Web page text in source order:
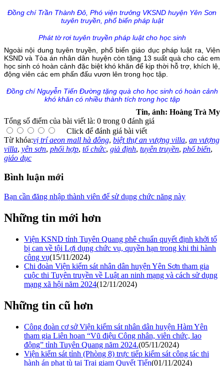
Đồng chí Trần Thành Đô, Phó viện trưởng VKSND huyện Yên Sơn
tuyên truyền, phổ biến pháp luật
Phát tờ rơi tuyên truyền pháp luật cho học sinh
Ngoài nội dung tuyên truyền, phổ biến giáo dục pháp luật ra, Viện
KSND và Tòa án nhân dân huyện còn tặng 13 suất quà cho các em
học sinh có hoàn cảnh đặc biệt khó khăn để kịp thời hỗ trợ, khích lệ,
động viên các em phấn đấu vươn lên trong học tập.
Đồng chí Nguyễn Tiến Đường tặng quà cho học sinh có hoàn cảnh
khó khăn có nhiều thành tích trong học tập
Tin, ảnh: Hoàng Trà My
Tổng số điểm của bài viết là: 0 trong 0 đánh giá
Click để đánh giá bài viết
Từ khóa:vị trí aeon mall hà đông, biệt thự an vượng villa, an vượng
villa, yên sơn, phối hợp, tổ chức, giả định, tuyên truyền, phổ biến,
giáo dục
Bình luận mới
Bạn cần đăng nhập thành viên để sử dụng chức năng này
Những tin mới hơn
Viện KSND tỉnh Tuyên Quang phê chuẩn quyết định khởi tố
bị can về tội Lợi dụng chức vụ, quyền hạn trong khi thi hành
công vụ(15/11/2024)
Chi đoàn Viện kiểm sát nhân dân huyện Yên Sơn tham gia
cuộc thi Tuyên truyền về Luật an ninh mạng và cách sử dụng
mạng xã hội năm 2024(12/11/2024)
Những tin cũ hơn
Công đoàn cơ sở Viện kiểm sát nhân dân huyện Hàm Yên
tham gia Liên hoan “Vũ điệu Công nhân, viên chức, lao
động” tỉnh Tuyên Quang năm 2024.(05/11/2024)
Viện kiểm sát tỉnh (Phòng 8) trực tiếp kiểm sát công tác thi
hành án phạt tù tại Trại giam Quyết Tiến(01/11/2024)